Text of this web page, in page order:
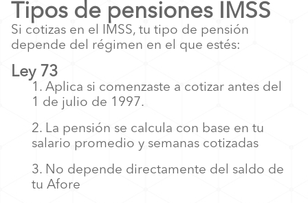
Tipos de pensiones IMSS
Si cotizas en el IMSS, tu tipo de pensión
depende del régimen en el que estés:
Ley 73
1. Aplica si comenzaste a cotizar antes del
1 de julio de 1997.
2. La pensión se calcula con base en tu
salario promedio y semanas cotizadas
3. No depende directamente del saldo de
tu Afore